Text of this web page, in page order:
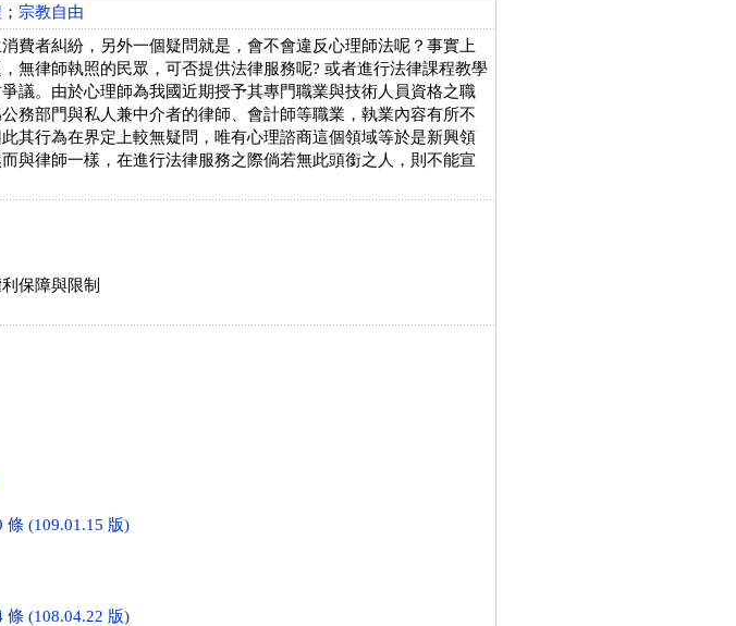
； 宗教自由
費者糾紛，另外一個疑問就是，會不會違反心理師法呢？事實上
無律師執照的民眾，可否提供法律服務呢? 或者進行法律課程教學
議。由於心理師為我國近期授予其專門職業與技術人員資格之職
務部門與私人兼中介者的律師、會計師等職業，執業內容有所不
其行為在界定上較無疑問，唯有心理諮商這個領域等於是新興領
與律師一樣，在進行法律服務之際倘若無此頭銜之人，則不能宣
保障與限制
條 (109.01.15 版)
(108.04.22 版)